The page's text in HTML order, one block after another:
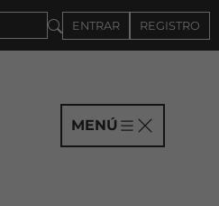
HASTA EL 4DE
ENTRAR REGISTRO
MENÚ